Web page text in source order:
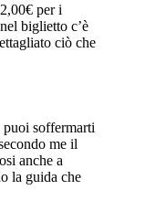
per i
biglietto c’è
ciò che
soffermarti
me il
anche a
la guida che